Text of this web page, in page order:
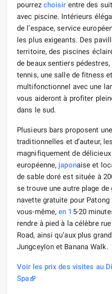
pourrez choisir entre des
avec piscine. Intérieurs
de l’espace, service
les plus exigeants. Des
territoire, des piscines
de beaux sentiers
tennis, une salle de fitness
multifonctionnel avec une
vous aideront à profiter
dans le sud.
Plusieurs bars proposent
traditionnelles et d’auteur,
magnifiquement de
européenne, japonaise et
de sable doré est située à
se trouve une autre plage
navette gratuite pour
vous-même,en 1 5-20
rendre à pied à la célèbre
Road, ainsi qu’aux plus
Jungceylon et Banana Walk.
Voir les prix des visites au
Spa